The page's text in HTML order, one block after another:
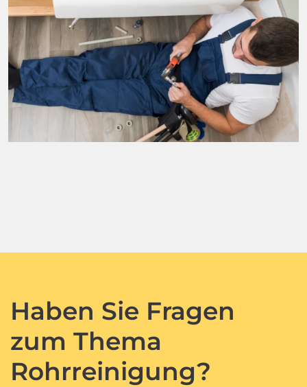
Haben Sie Fragen
zum Thema
Rohrreinigung?